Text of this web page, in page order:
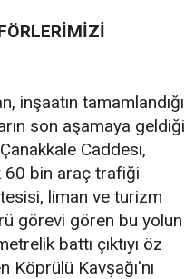
inşaatın tamamlandığı
son aşamaya geldiği
Caddesi,
60 bin araç trafiği
liman ve turizm
görevi gören bu yolun
battı çıktıyı öz
Köprülü Kavşağı'nı